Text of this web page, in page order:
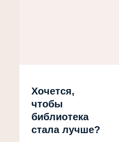
Хочется,
чтобы
библиотека
стала лучше?